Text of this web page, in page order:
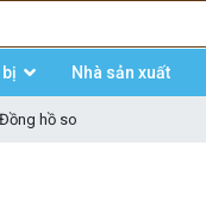
Nhà sản xuất
Đồng hồ so